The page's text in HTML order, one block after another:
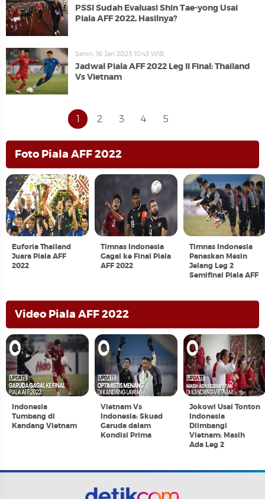
PSSI Sudah Evaluasi Shin Tae-yong Usai
Piala AFF 2022, Hasilnya?
Senin, 16 Jan 2023 10:43 WIB
Jadwal Piala AFF 2022 Leg II Final: Thailand
Vs Vietnam
1 2 3 4 5
Foto Piala AFF 2022
Euforia Thailand
Juara Piala AFF
2022
Timnas Indonesia
Gagal ke Final Piala
AFF 2022
Timnas Indonesia
Panaskan Mesin
Jelang Leg 2
Semifinal Piala AFF
Video Piala AFF 2022
Indonesia
Tumbang di
Kandang Vietnam
Vietnam Vs
Indonesia: Skuad
Garuda dalam
Kondisi Prima
Jokowi Usai Tonton
Indonesia
Diimbangi
Vietnam: Masih
Ada Leg 2